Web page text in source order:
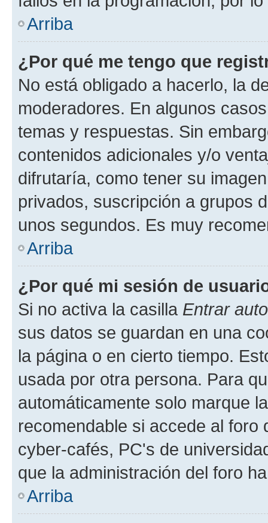
Arriba
¿Por qué me tengo que
No está obligado a hacerlo, la
moderadores. En algunos
temas y respuestas. Sin
contenidos adicionales y/o
difrutaría, como tener su
privados, suscripción a grupos
unos segundos. Es muy
Arriba
¿Por qué mi sesión de
Si no activa la casilla Entrar
sus datos se guardan en una
la página o en cierto tiempo.
usada por otra persona. Para
automáticamente solo marque
recomendable si accede al foro
cyber-cafés, PC's de
que la administración del foro
Arriba